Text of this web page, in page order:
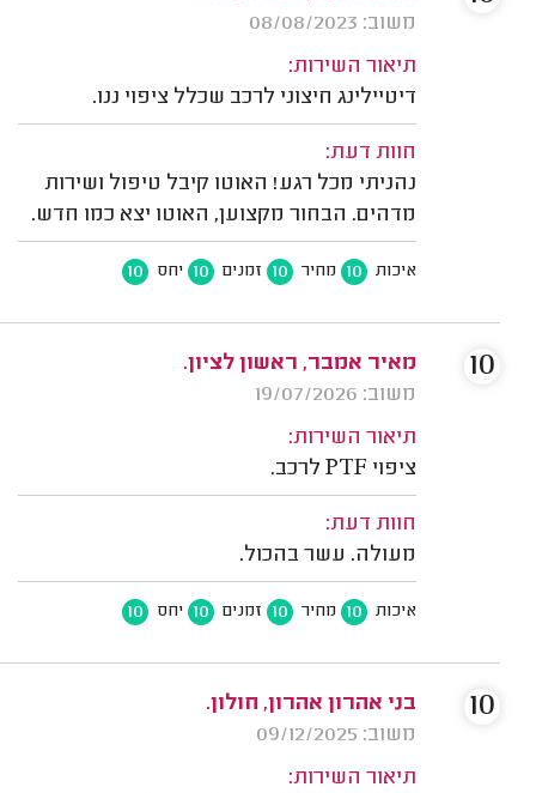
משוב: 08/08/2023
תיאור השירות:
דיטיילינג חיצוני לרכב שכלל ציפוי ננו.
חוות דעת:
נהניתי מכל רגע! האוטו קיבל טיפול ושירות
מדהים. הבחור מקצוען, האוטו יצא כמו חדש.
איכות 10 מחיר 10 זמנים 10 יחס 10
מאיר אמבר, ראשון לציון.
משוב: 19/07/2026
תיאור השירות:
ציפוי PTF לרכב.
חוות דעת:
מעולה. עשר בהכול.
איכות 10 מחיר 10 זמנים 10 יחס 10
10
בני אהרון אהרון, חולון.
משוב: 09/12/2025
תיאור השירות:
10